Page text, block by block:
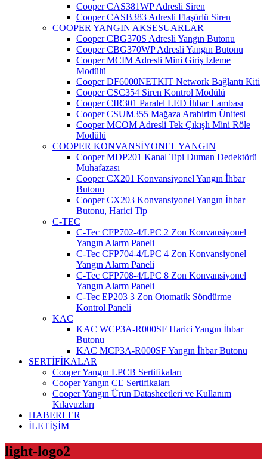
Cooper CAS381WP Adresli Siren
Cooper CASB383 Adresli Flaşörlü Siren
COOPER YANGIN AKSESUARLAR
Cooper CBG370S Adresli Yangın Butonu
Cooper CBG370WP Adresli Yangın Butonu
Cooper MCIM Adresli Mini Giriş İzleme
Modülü
Cooper DF6000NETKIT Network Bağlantı Kiti
Cooper CSC354 Siren Kontrol Modülü
Cooper CIR301 Paralel LED İhbar Lambası
Cooper CSUM355 Mağaza Arabirim Ünitesi
Cooper MCOM Adresli Tek Çıkışlı Mini Röle
Modülü
COOPER KONVANSİYONEL YANGIN
Cooper MDP201 Kanal Tipi Duman Dedektörü
Muhafazası
Cooper CX201 Konvansiyonel Yangın İhbar
Butonu
Cooper CX203 Konvansiyonel Yangın İhbar
Butonu, Harici Tip
C-TEC
C-Tec CFP702-4/LPC 2 Zon Konvansiyonel
Yangın Alarm Paneli
C-Tec CFP704-4/LPC 4 Zon Konvansiyonel
Yangın Alarm Paneli
C-Tec CFP708-4/LPC 8 Zon Konvansiyonel
Yangın Alarm Paneli
C-Tec EP203 3 Zon Otomatik Söndürme
Kontrol Paneli
KAC
KAC WCP3A-R000SF Harici Yangın İhbar
Butonu
KAC MCP3A-R000SF Yangın İhbar Butonu
SERTİFİKALAR
Cooper Yangın LPCB Sertifikaları
Cooper Yangın CE Sertifikaları
Cooper Yangın Ürün Datasheetleri ve Kullanım
Kılavuzları
HABERLER
İLETİŞİM
light-logo2